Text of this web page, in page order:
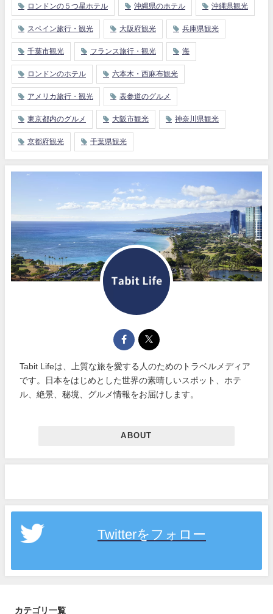
ロンドンの５つ星ホテル 沖縄県のホテル 沖縄県観光
スペイン旅行・観光 大阪府観光 兵庫県観光
千葉市観光 フランス旅行・観光 海
ロンドンのホテル 六本木・西麻布観光
アメリカ旅行・観光 表参道のグルメ
東京都内のグルメ 大阪市観光 神奈川県観光
京都府観光 千葉県観光
Tabit Lifeは、上質な旅を愛する人のためのトラベルメディア
です。日本をはじめとした世界の素晴しいスポット、ホテ
ル、絶景、秘境、グルメ情報をお届けします。
ABOUT
Twitterをフォロー
カテゴリ一覧